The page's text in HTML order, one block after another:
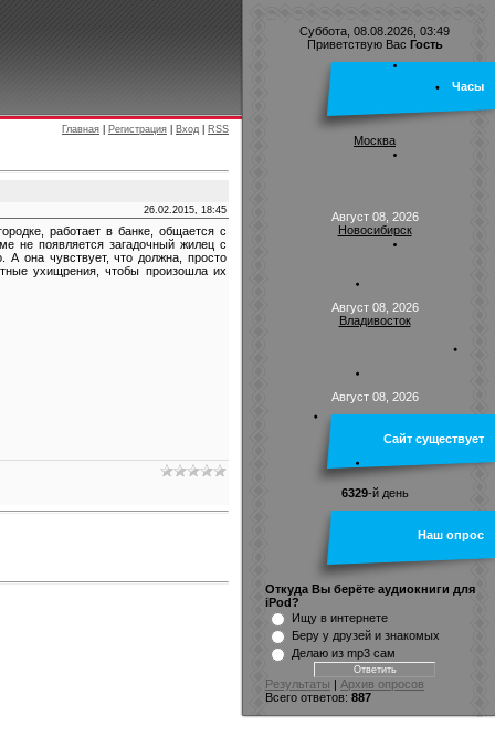
Главная Регистрация Вход RSS
26.02.2015, 18:45
работает в банке, общается с
не появляется загадочный жилец с
она чувствует, что должна, просто
ухищрения, чтобы произошла их
Суббота, 08.08.2026, 03:49
Приветствую Вас Гость
Часы
Москва
Август 08, 2026
Новосибирск
Август 08, 2026
Владивосток
Август 08, 2026
Сайт существует
6329-й день
Наш опрос
Откуда Вы берёте аудиокниги для
iPod?
Ищу в интернете
Беру у друзей и знакомых
Делаю из mp3 сам
Результаты | Архив опросов
Всего ответов: 887